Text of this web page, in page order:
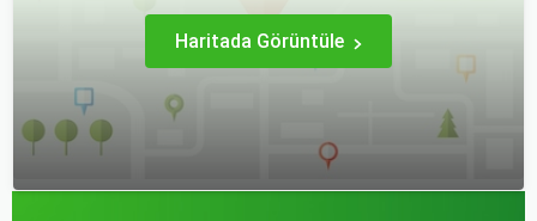
imkanları sunmaktadır.
deneyimler sunmaktadır.
Haritada Görüntüle